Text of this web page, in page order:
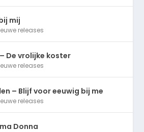
mij
releases
De vrolijke koster
releases
– Blijf voor eeuwig bij me
releases
Donna